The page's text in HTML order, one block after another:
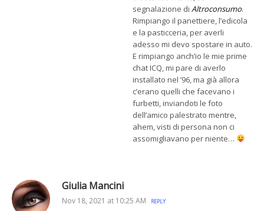
segnalazione di Altroconsumo.
Rimpiango il panettiere, l’edicola
e la pasticceria, per averli
adesso mi devo spostare in auto.
E rimpiango anch’io le mie prime
chat ICQ, mi pare di averlo
installato nel ’96, ma già allora
c’erano quelli che facevano i
furbetti, inviandoti le foto
dell’amico palestrato mentre,
ahem, visti di persona non ci
assomigliavano per niente…
Giulia Mancini
Nov 18, 2021 at 10:25 AM REPLY